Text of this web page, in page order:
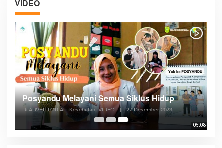
VIDEO
05:08
Posyandu Melayani Semua Siklus Hidup
Di ADVERTORIAL, Kesehatan, VIDEO | 27 Desember 2023